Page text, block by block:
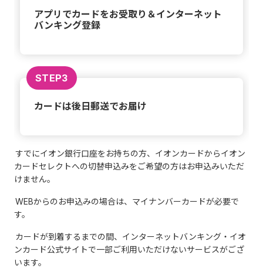
アプリでカードをお受取り＆インターネット
バンキング登録
STEP3
カードは後日郵送でお届け
すでにイオン銀行口座をお持ちの方、イオンカードからイオン
カードセレクトへの切替申込みをご希望の方はお申込みいただ
けません。
WEBからのお申込みの場合は、マイナンバーカードが必要で
す。
カードが到着するまでの間、インターネットバンキング・イオ
ンカード公式サイトで一部ご利用いただけないサービスがござ
います。